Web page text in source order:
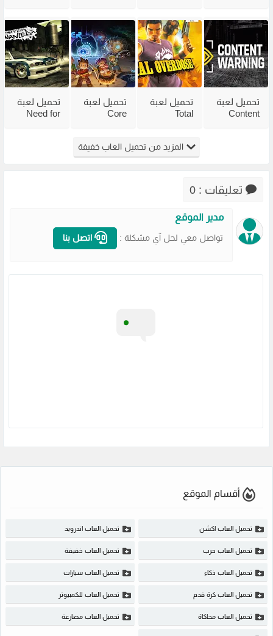
الاضافات
من ميديا
فاير
من ميديا
فاير
الضعيفة
برابط مباشر
تحميل لعبة
Content
تحميل لعبة
Total
من ميديا
فاير
مضغوطة
تحميل لعبة
Core
من ميديا
فاير مجانًا
تحميل لعبة
Need for
ميديا فاير
المزيد من تحميل العاب خفيفة
تعليقات : 0
مدير الموقع
تواصل معي لحل آي مشكلة : اتصل بنا
أقسام الموقع
تحميل العاب اكشن تحميل العاب اندرويد
تحميل العاب حرب تحميل العاب خفيفة
تحميل العاب ذكاء تحميل العاب سيارات
تحميل العاب كرة قدم تحميل العاب للكمبيوتر
تحميل العاب محاكاة تحميل العاب مصارعة